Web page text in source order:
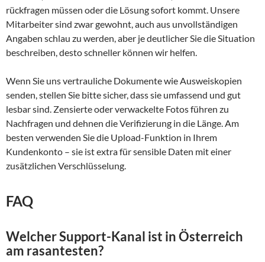
rückfragen müssen oder die Lösung sofort kommt. Unsere
Mitarbeiter sind zwar gewohnt, auch aus unvollständigen
Angaben schlau zu werden, aber je deutlicher Sie die Situation
beschreiben, desto schneller können wir helfen.
Wenn Sie uns vertrauliche Dokumente wie Ausweiskopien
senden, stellen Sie bitte sicher, dass sie umfassend und gut
lesbar sind. Zensierte oder verwackelte Fotos führen zu
Nachfragen und dehnen die Verifizierung in die Länge. Am
besten verwenden Sie die Upload-Funktion in Ihrem
Kundenkonto – sie ist extra für sensible Daten mit einer
zusätzlichen Verschlüsselung.
FAQ
Welcher Support-Kanal ist in Österreich
am rasantesten?